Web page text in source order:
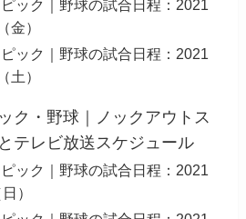
ック｜野球の試合日程：2021
金）
ック｜野球の試合日程：2021
土）
ク・野球｜ノックアウトス
テレビ放送スケジュール
ック｜野球の試合日程：2021
）